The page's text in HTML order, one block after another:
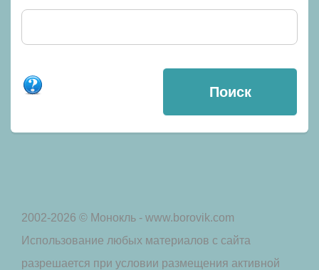
2002-2026 © Монокль - www.borovik.com
Использование любых материалов с сайта
разрешается при условии размещения активной